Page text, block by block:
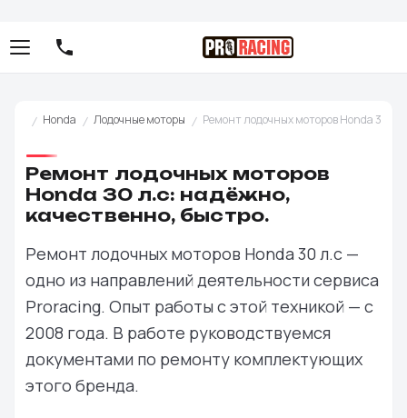
Honda Лодочные моторы Ремонт лодочных моторов Honda 30
Ремонт лодочных моторов
Honda 30 л.с: надёжно,
качественно, быстро.
Ремонт лодочных моторов Honda 30 л.с —
одно из направлений деятельности сервиса
Proracing. Опыт работы с этой техникой — с
2008 года. В работе руководствуемся
документами по ремонту комплектующих
этого бренда.